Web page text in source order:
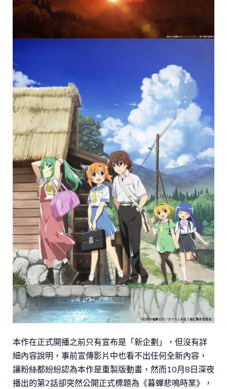
本作在正式開播之前只有宣布是「新企劃」，但沒有詳
細內容說明，事前宣傳影片中也看不出任何全新內容，
讓粉絲都紛紛認為本作是重製版動畫，然而10月8日深夜
播出的第2話卻突然公開正式標題為《暮蟬悲鳴時業》，